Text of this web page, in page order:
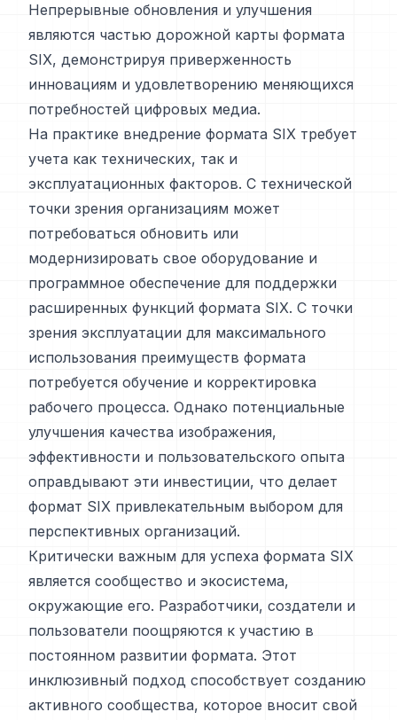
Непрерывные обновления и улучшения
являются частью дорожной карты формата
SIX, демонстрируя приверженность
инновациям и удовлетворению меняющихся
потребностей цифровых медиа.
На практике внедрение формата SIX требует
учета как технических, так и
эксплуатационных факторов. С технической
точки зрения организациям может
потребоваться обновить или
модернизировать свое оборудование и
программное обеспечение для поддержки
расширенных функций формата SIX. С точки
зрения эксплуатации для максимального
использования преимуществ формата
потребуется обучение и корректировка
рабочего процесса. Однако потенциальные
улучшения качества изображения,
эффективности и пользовательского опыта
оправдывают эти инвестиции, что делает
формат SIX привлекательным выбором для
перспективных организаций.
Критически важным для успеха формата SIX
является сообщество и экосистема,
окружающие его. Разработчики, создатели и
пользователи поощряются к участию в
постоянном развитии формата. Этот
инклюзивный подход способствует созданию
активного сообщества, которое вносит свой